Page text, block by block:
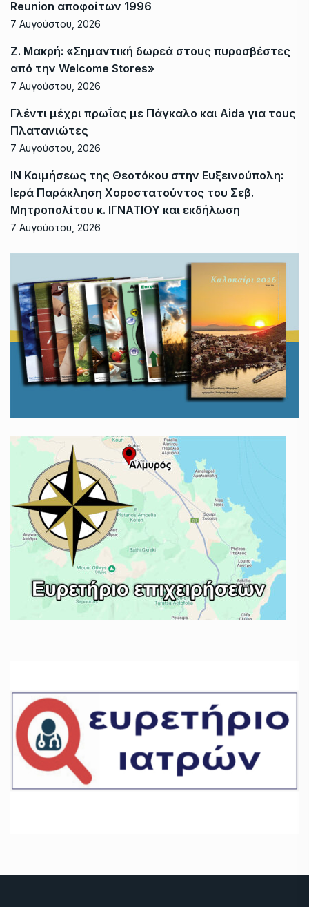
Reunion αποφοίτων 1996
7 Αυγούστου, 2026
Ζ. Μακρή: «Σημαντική δωρεά στους πυροσβέστες
από την Welcome Stores»
7 Αυγούστου, 2026
Γλέντι μέχρι πρωΐας με Πάγκαλο και Aida για τους
Πλατανιώτες
7 Αυγούστου, 2026
ΙΝ Κοιμήσεως της Θεοτόκου στην Ευξεινούπολη:
Ιερά Παράκληση Χοροστατούντος του Σεβ.
Μητροπολίτου κ. ΙΓΝΑΤΙΟΥ και εκδήλωση
7 Αυγούστου, 2026